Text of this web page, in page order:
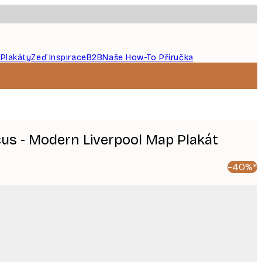
Zeď InspiraceB2BNaše How-To Příručka
- Modern Liverpool Map Plakát
-40%*